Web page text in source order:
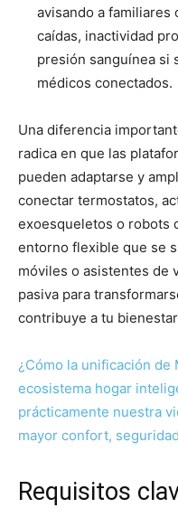
avisando a familiares
caídas, inactividad
presión sanguínea si
médicos conectados.
Una diferencia
radica en que las
pueden adaptarse y
conectar termostatos,
exoesqueletos o robots
entorno flexible que se
móviles o asistentes de
pasiva para
contribuye a tu
¿Cómo la unificación de
ecosistema hogar
prácticamente nuestra
mayor confort,
Requisitos